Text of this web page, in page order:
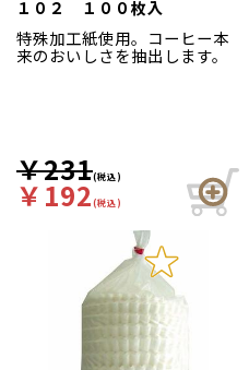
１０２ １００枚入
特殊加工紙使用。コーヒー本
来のおいしさを抽出します。
￥231(税込)
￥192(税込)